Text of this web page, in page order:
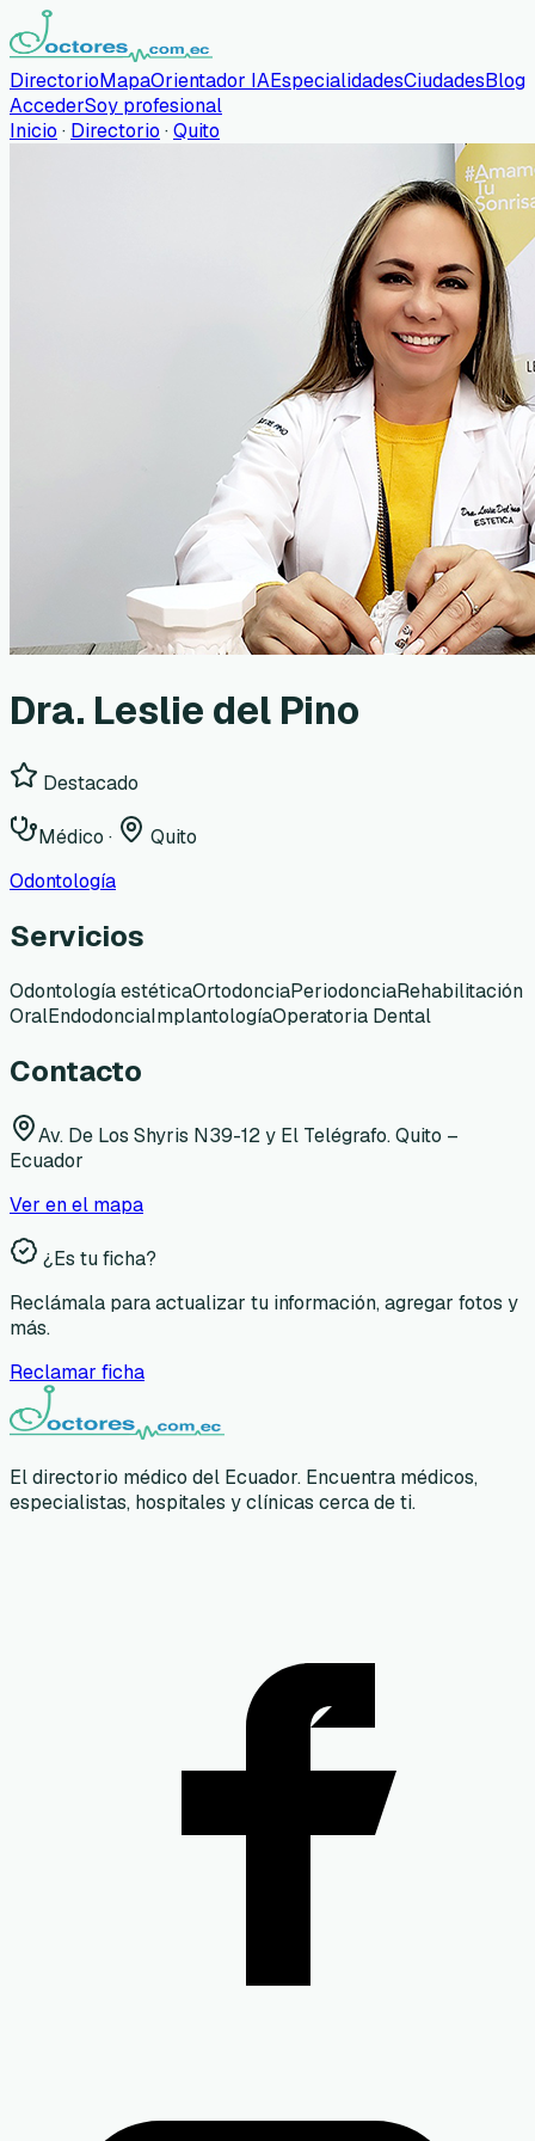
DirectorioMapaOrientador IAEspecialidadesCiudadesBlog
AccederSoy profesional
Inicio · Directorio ·Quito
Dra. Leslie del Pino
Destacado
Médico ·
Quito
Odontología
Servicios
Odontología estéticaOrtodonciaPeriodonciaRehabilitación
OralEndodonciaImplantologíaOperatoria Dental
Contacto
Av. De Los Shyris N39-12 y El Telégrafo. Quito –
Ecuador
Ver en el mapa
¿Es tu ficha?
Reclámala para actualizar tu información, agregar fotos y
más.
Reclamar ficha
El directorio médico del Ecuador. Encuentra médicos,
especialistas, hospitales y clínicas cerca de ti.